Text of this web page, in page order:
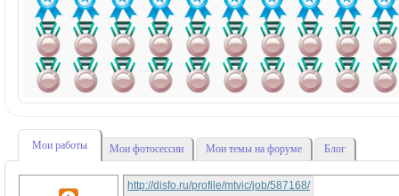
Мои работы Мои фотосессии Мои темы на форуме Блог
http://disfo.ru/profile/mtvic/job/587168/